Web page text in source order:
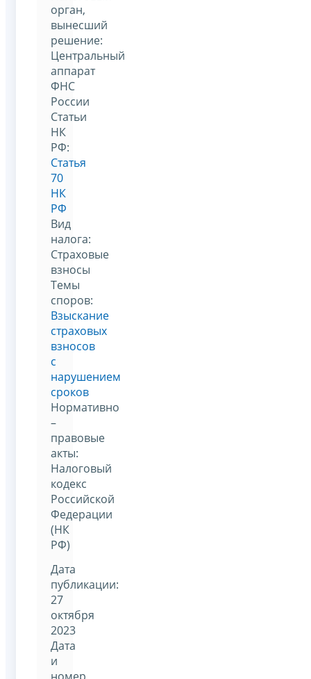
орган,
вынесший
решение:
Центральный
аппарат
ФНС
России
Статьи
НК
РФ:
Статья
70
НК
РФ
Вид
налога:
Страховые
взносы
Темы
споров:
Взыскание
страховых
взносов
с
нарушением
сроков
Нормативно
–
правовые
акты:
Налоговый
кодекс
Российской
Федерации
(НК
РФ)
Дата
публикации:
27
октября
2023
Дата
и
номер